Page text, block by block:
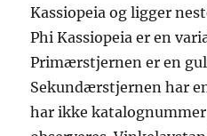
Kassiopeia og ligger
Phi Kassiopeia er en
Primærstjernen er en
Sekundærstjernen har
har ikke